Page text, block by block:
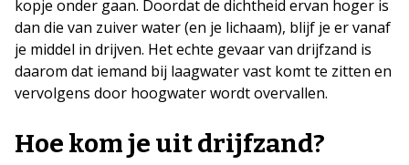
kopje onder gaan. Doordat de dichtheid ervan hoger is
dan die van zuiver water (en je lichaam), blijf je er vanaf
je middel in drijven. Het echte gevaar van drijfzand is
daarom dat iemand bij laagwater vast komt te zitten en
vervolgens door hoogwater wordt overvallen.
Hoe kom je uit drijfzand?